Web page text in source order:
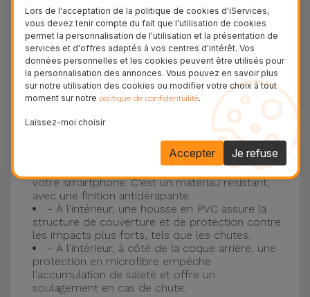
Protection à 3 couches avec coques en
silicone
Nos coques en silicone pour iPhone ont une
construction robuste et de qualité, avec une
construction à trois couches, pour éviter au
maximum les accidents et les casses !
- Une première couche de silicone liquide
donne de la couleur et une couverture
complète à la coque arrière et au bord latéral de
votre smartphone. C'est un matériau résistant,
avec une finition antidérapante.
- À l'intérieur, une housse en PVC assure la
structure de couverture et de protection contre
les impacts plus forts, tels que les chutes.
- À l'intérieur, à côté de la coque arrière, une
protection en microfibre empêche
l'accumulation de saleté et offre un
soulagement en cas de chute.
Lors de l'acceptation de la politique de cookies d'iServices,
vous devez tenir compte du fait que l'utilisation de cookies
permet la personnalisation de l'utilisation et la présentation de
services et d'offres adaptés à vos centres d'intérêt. Vos
données personnelles et les cookies peuvent être utilisés pour
la personnalisation des annonces. Vous pouvez en savoir plus
sur notre utilisation des cookies ou modifier votre choix à tout
moment sur notre politique de confidentialité.
Laissez-moi choisir
Je refuse
Accepter